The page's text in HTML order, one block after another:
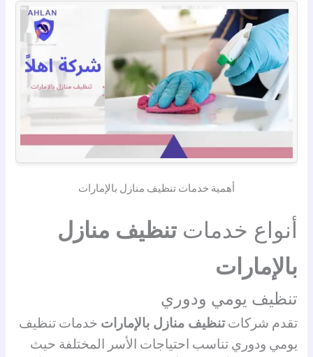
أهمية خدمات تنظيف منازل بالإمارات
أنواع خدماتتنظيف منازل
بالإمارات
تنظيف يومي ودوري
تقدم شركاتتنظيف منازل بالإمارات خدمات تنظيف
يومي ودوري تناسب احتياجات الأسر المختلفة حيث